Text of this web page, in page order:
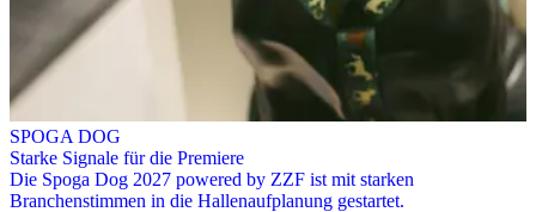
SPOGA DOG
Starke Signale für die Premiere
Die Spoga Dog 2027 powered by ZZF ist mit starken
Branchenstimmen in die Hallenaufplanung gestartet.